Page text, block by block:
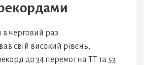
черговий раз
свій високий рівень,
до 34 перемог на ТТ та 53